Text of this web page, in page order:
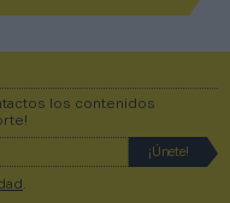
los contenidos